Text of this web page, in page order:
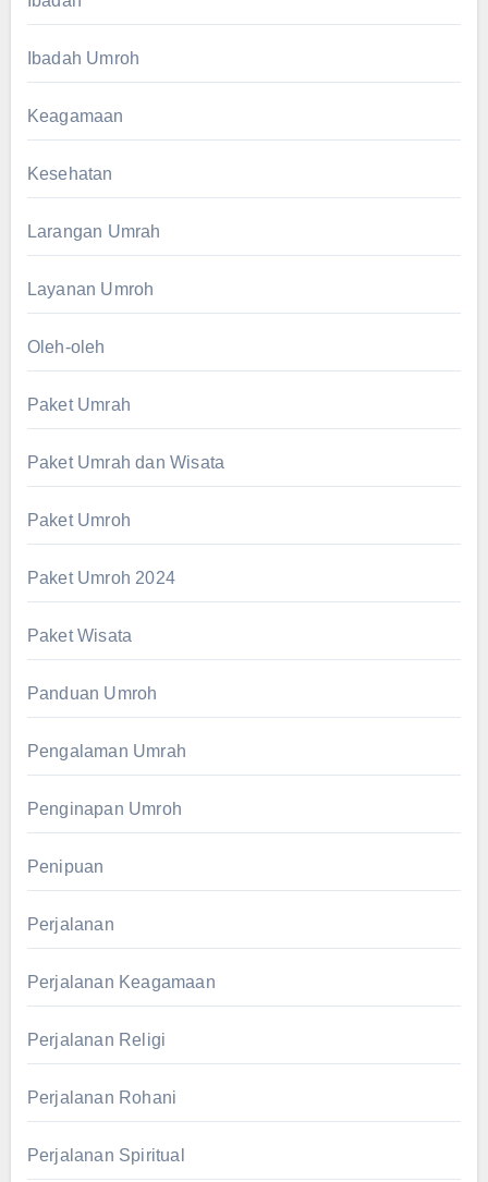
Ibadah Umroh
Keagamaan
Kesehatan
Larangan Umrah
Layanan Umroh
Oleh-oleh
Paket Umrah
Paket Umrah dan Wisata
Paket Umroh
Paket Umroh 2024
Paket Wisata
Panduan Umroh
Pengalaman Umrah
Penginapan Umroh
Penipuan
Perjalanan
Perjalanan Keagamaan
Perjalanan Religi
Perjalanan Rohani
Perjalanan Spiritual